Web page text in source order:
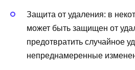
Защита от удаления: в
может быть защищен от
предотвратить случайное
непреднамеренные